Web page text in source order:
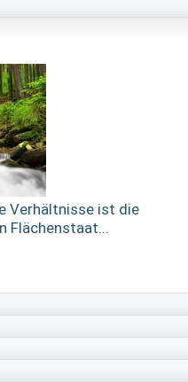
Verhältnisse ist die
Flächenstaat...